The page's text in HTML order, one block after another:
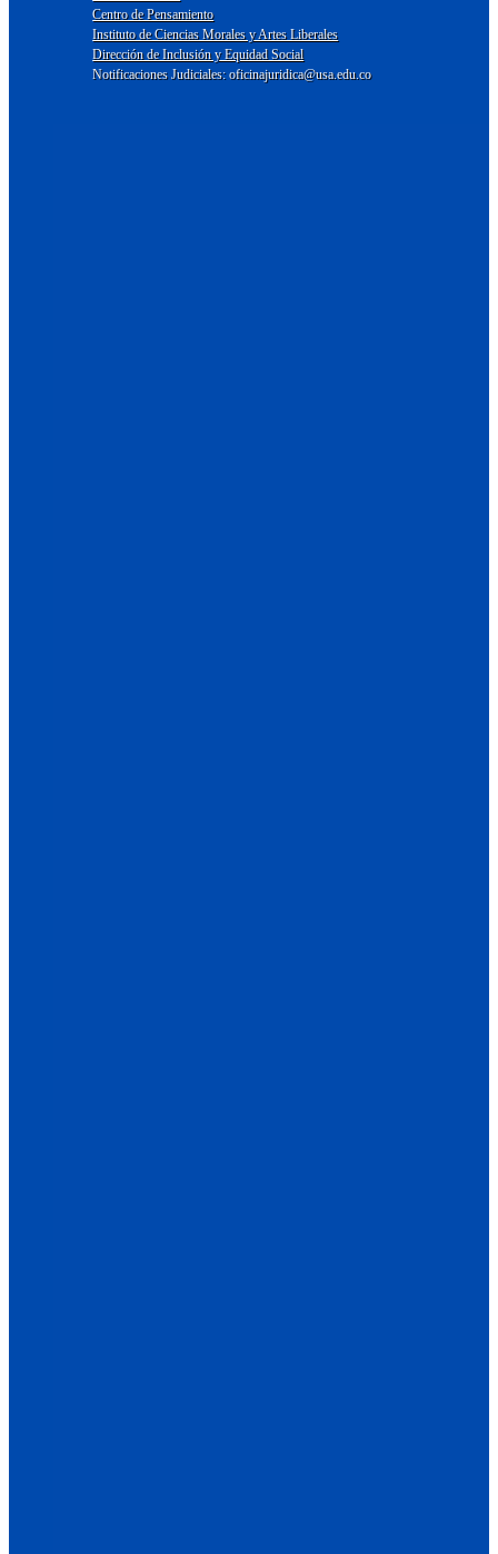
Centro de Pensamiento
Instituto de Ciencias Morales y Artes Liberales
Dirección de Inclusión y Equidad Social
Notificaciones Judiciales: oficinajuridica@usa.edu.co